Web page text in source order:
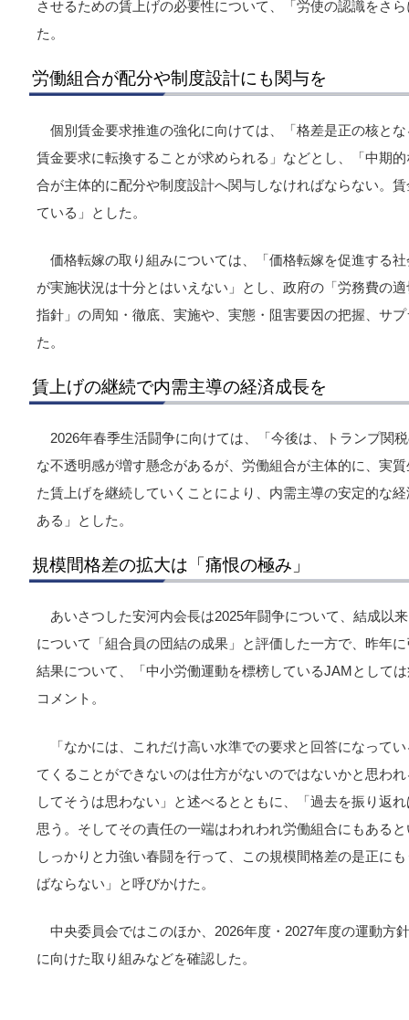
させるための賃上げの必要性について、「労使の認識をさ
た。
労働組合が配分や制度設計にも関与を
個別賃金要求推進の強化に向けては、「格差是正の核と
賃金要求に転換することが求められる」などとし、「中期
合が主体的に配分や制度設計へ関与しなければならない。
ている」とした。
価格転嫁の取り組みについては、「価格転嫁を促進する
が実施状況は十分とはいえない」とし、政府の「労務費の
指針」の周知・徹底、実施や、実態・阻害要因の把握、サ
た。
賃上げの継続で内需主導の経済成長を
2026年春季生活闘争に向けては、「今後は、トランプ関
な不透明感が増す懸念があるが、労働組合が主体的に、実
た賃上げを継続していくことにより、内需主導の安定的な
ある」とした。
規模間格差の拡大は「痛恨の極み」
あいさつした安河内会長は2025年闘争について、結成以
について「組合員の団結の成果」と評価した一方で、昨年
結果について、「中小労働運動を標榜しているJAMとして
コメント。
「なかには、これだけ高い水準での要求と回答になって
てくることができないのは仕方がないのではないかと思わ
してそうは思わない」と述べるとともに、「過去を振り返
思う。そしてその責任の一端はわれわれ労働組合にもある
しっかりと力強い春闘を行って、この規模間格差の是正に
ばならない」と呼びかけた。
中央委員会ではこのほか、2026年度・2027年度の運動方
に向けた取り組みなどを確認した。